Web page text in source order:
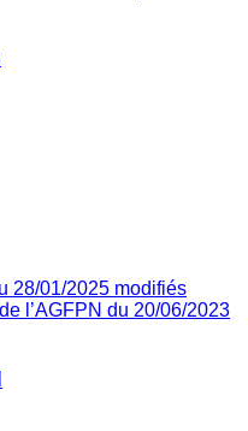
28/01/2025 modifiés
l’AGFPN du 20/06/2023